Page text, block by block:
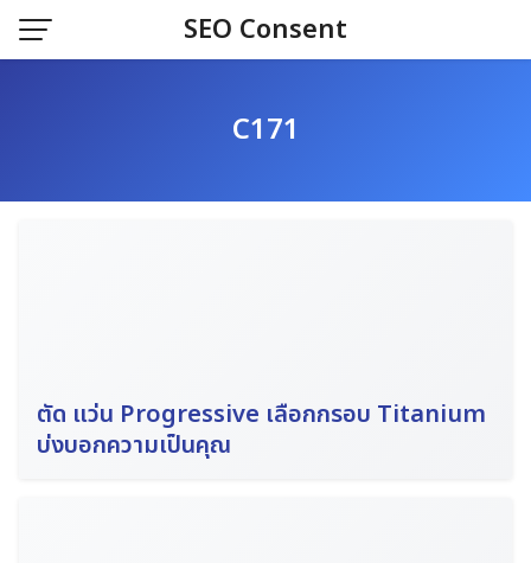
Skip
SEO Consent
C171
ตัด แว่น Progressive เลือกกรอบ Titanium
บ่งบอกความเป็นคุณ